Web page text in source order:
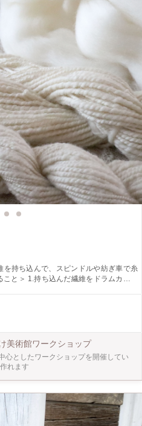
を持ち込んで、スピンドルや紡ぎ車で糸
も安心して体験していただけます。 柔
＜場所＞ 1つだけ美術館
からも、商店街を通ってお越しいただけ
美術館ワークショップ
心としたワークショップを開催してい
れます